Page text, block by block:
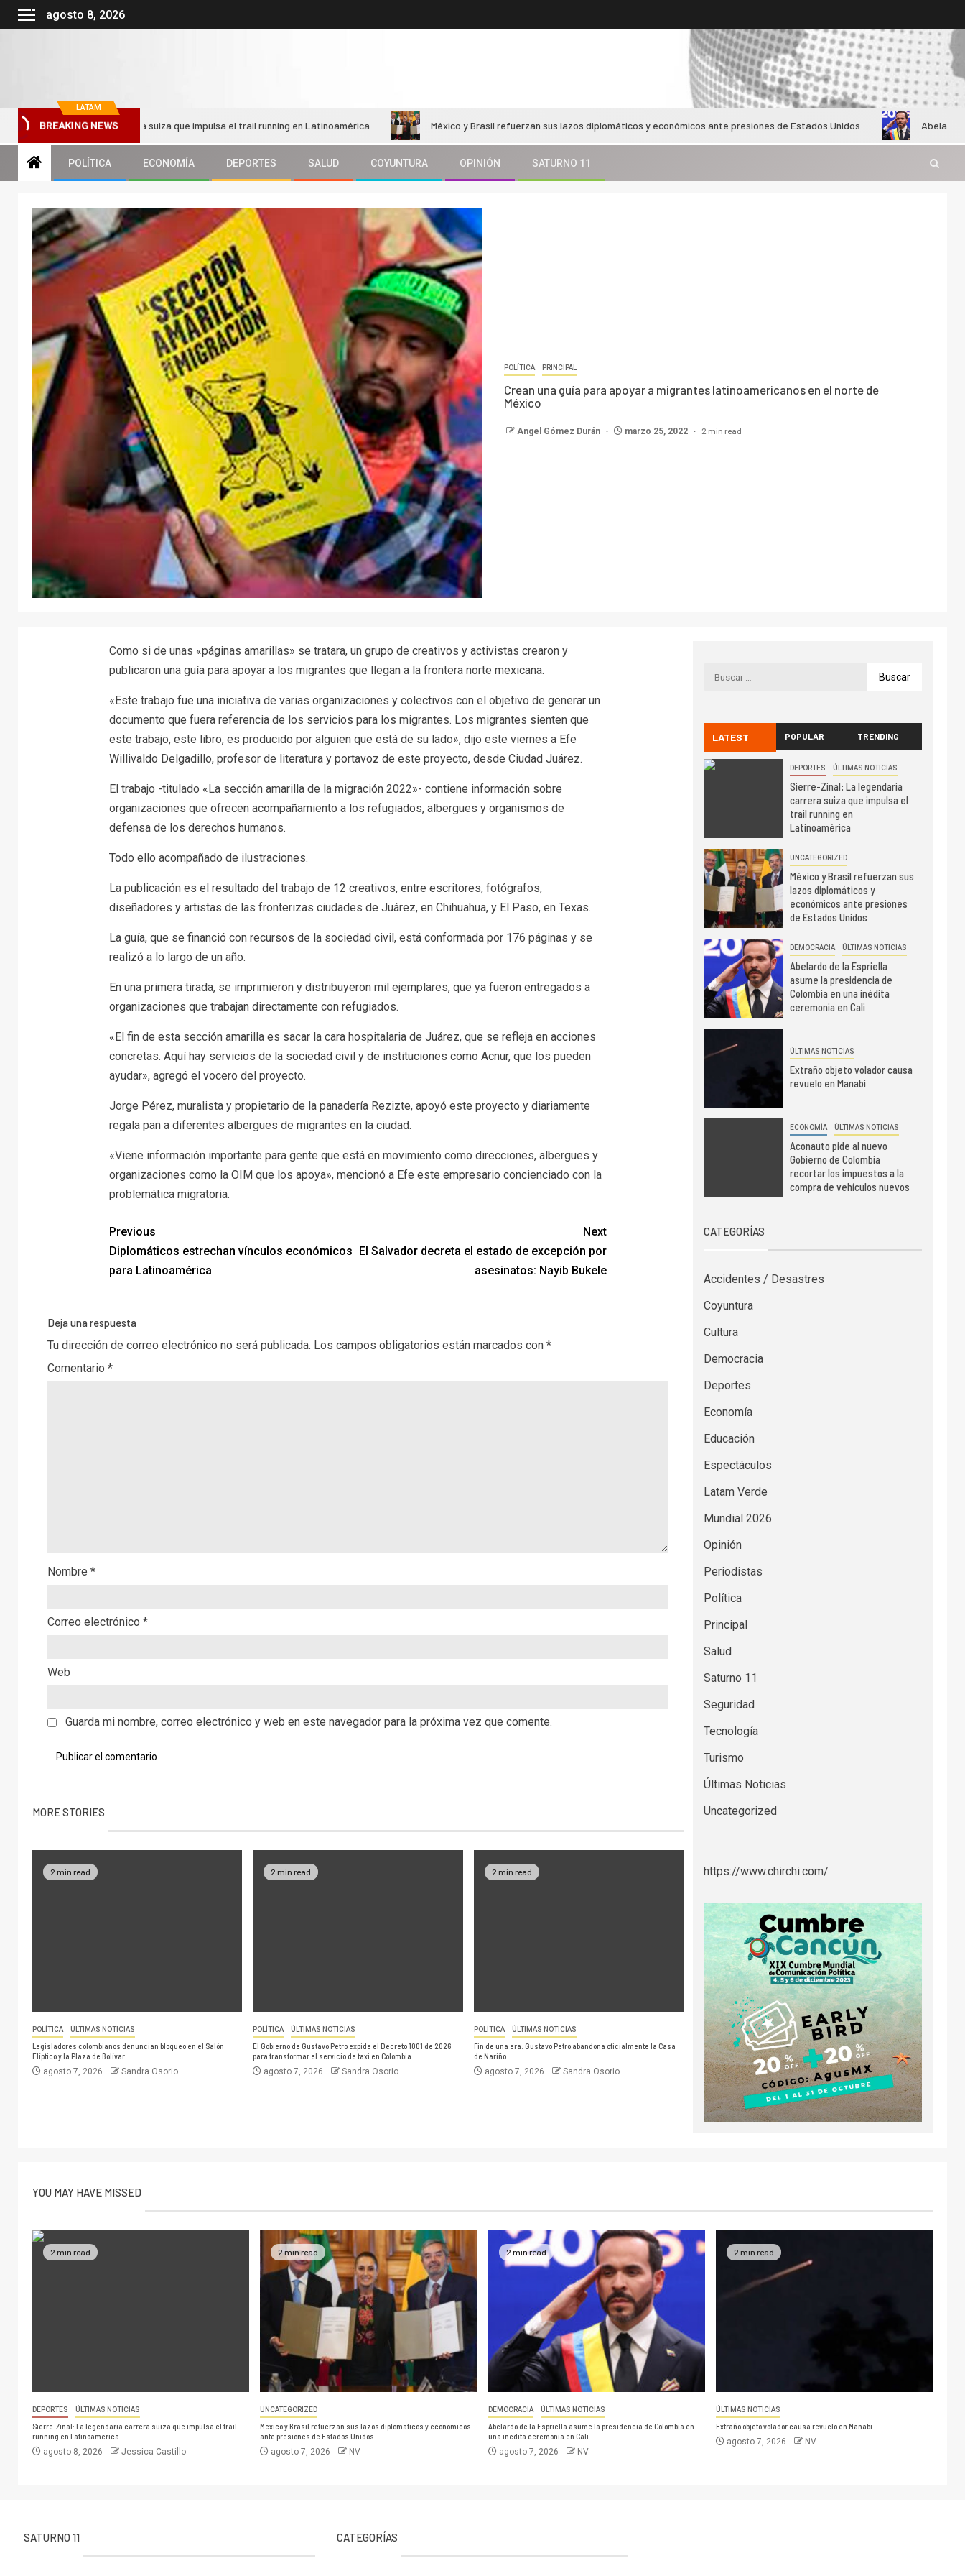
agosto 8, 2026
LATAM
BREAKING NEWS
legendaria carrera suiza que impulsa el trail running en Latinoamérica México y Brasil refuerzan sus lazos diplomáticos y económicos ante presiones de Estados Unidos Abelardo de la
POLÍTICA ECONOMÍA DEPORTES SALUD COYUNTURA OPINIÓN SATURNO 11
POLÍTICA PRINCIPAL
Crean una guía para apoyar a migrantes latinoamericanos en el norte de
México
Angel Gómez Durán marzo 25, 2022 2 min read
Como si de unas «páginas amarillas» se tratara, un grupo de creativos y activistas crearon y
publicaron una guía para apoyar a los migrantes que llegan a la frontera norte mexicana.
«Este trabajo fue una iniciativa de varias organizaciones y colectivos con el objetivo de generar un
documento que fuera referencia de los servicios para los migrantes. Los migrantes sienten que
este trabajo, este libro, es producido por alguien que está de su lado», dijo este viernes a Efe
Willivaldo Delgadillo, profesor de literatura y portavoz de este proyecto, desde Ciudad Juárez.
El trabajo -titulado «La sección amarilla de la migración 2022»- contiene información sobre
organizaciones que ofrecen acompañamiento a los refugiados, albergues y organismos de
defensa de los derechos humanos.
Todo ello acompañado de ilustraciones.
La publicación es el resultado del trabajo de 12 creativos, entre escritores, fotógrafos,
diseñadores y artistas de las fronterizas ciudades de Juárez, en Chihuahua, y El Paso, en Texas.
La guía, que se financió con recursos de la sociedad civil, está conformada por 176 páginas y se
realizó a lo largo de un año.
En una primera tirada, se imprimieron y distribuyeron mil ejemplares, que ya fueron entregados a
organizaciones que trabajan directamente con refugiados.
«El fin de esta sección amarilla es sacar la cara hospitalaria de Juárez, que se refleja en acciones
concretas. Aquí hay servicios de la sociedad civil y de instituciones como Acnur, que los pueden
ayudar», agregó el vocero del proyecto.
Jorge Pérez, muralista y propietario de la panadería Rezizte, apoyó este proyecto y diariamente
regala pan a diferentes albergues de migrantes en la ciudad.
«Viene información importante para gente que está en movimiento como direcciones, albergues y
organizaciones como la OIM que los apoya», mencionó a Efe este empresario concienciado con la
problemática migratoria.
Previous
Diplomáticos estrechan vínculos económicos
para Latinoamérica
Next
El Salvador decreta el estado de excepción por
asesinatos: Nayib Bukele
Deja una respuesta
Tu dirección de correo electrónico no será publicada. Los campos obligatorios están marcados con *
Comentario *
Nombre *
Correo electrónico *
Web
Guarda mi nombre, correo electrónico y web en este navegador para la próxima vez que comente.
MORE STORIES
2 min read
POLÍTICA ÚLTIMAS NOTICIAS
Legisladores colombianos denuncian bloqueo en el Salón
Elíptico y la Plaza de Bolívar
agosto 7, 2026 Sandra Osorio
2 min read
POLÍTICA ÚLTIMAS NOTICIAS
El Gobierno de Gustavo Petro expide el Decreto 1001 de 2026
para transformar el servicio de taxi en Colombia
agosto 7, 2026 Sandra Osorio
2 min read
POLÍTICA ÚLTIMAS NOTICIAS
Fin de una era: Gustavo Petro abandona oficialmente la Casa
de Nariño
agosto 7, 2026 Sandra Osorio
LATEST POPULAR TRENDING
DEPORTES ÚLTIMAS NOTICIAS
Sierre-Zinal: La legendaria
carrera suiza que impulsa el
trail running en
Latinoamérica
UNCATEGORIZED
México y Brasil refuerzan sus
lazos diplomáticos y
económicos ante presiones
de Estados Unidos
DEMOCRACIA ÚLTIMAS NOTICIAS
Abelardo de la Espriella
asume la presidencia de
Colombia en una inédita
ceremonia en Cali
ÚLTIMAS NOTICIAS
Extraño objeto volador causa
revuelo en Manabí
ECONOMÍA ÚLTIMAS NOTICIAS
Aconauto pide al nuevo
Gobierno de Colombia
recortar los impuestos a la
compra de vehículos nuevos
CATEGORÍAS
Accidentes / Desastres
Coyuntura
Cultura
Democracia
Deportes
Economía
Educación
Espectáculos
Latam Verde
Mundial 2026
Opinión
Periodistas
Política
Principal
Salud
Saturno 11
Seguridad
Tecnología
Turismo
Últimas Noticias
Uncategorized
https://www.chirchi.com/
YOU MAY HAVE MISSED
2 min read
DEPORTES ÚLTIMAS NOTICIAS
Sierre-Zinal: La legendaria carrera suiza que impulsa el trail
running en Latinoamérica
agosto 8, 2026 Jessica Castillo
2 min read
UNCATEGORIZED
México y Brasil refuerzan sus lazos diplomáticos y económicos
ante presiones de Estados Unidos
agosto 7, 2026 NV
2 min read
DEMOCRACIA ÚLTIMAS NOTICIAS
Abelardo de la Espriella asume la presidencia de Colombia en
una inédita ceremonia en Cali
agosto 7, 2026 NV
2 min read
ÚLTIMAS NOTICIAS
Extraño objeto volador causa revuelo en Manabí
agosto 7, 2026 NV
SATURNO 11 CATEGORÍAS